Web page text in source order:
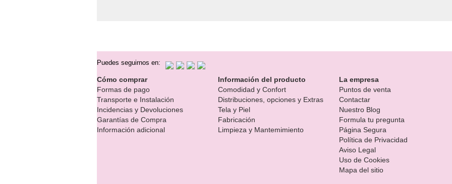
Puedes seguirnos en:
Cómo comprar
Formas de pago
Transporte e Instalación
Incidencias y Devoluciones
Garantías de Compra
Información adicional
Información del producto
Comodidad y Confort
Distribuciones, opciones y Extras
Tela y Piel
Fabricación
Limpieza y Mantemimiento
La empresa
Puntos de venta
Contactar
Nuestro Blog
Formula tu pregunta
Página Segura
Política de Privacidad
Aviso Legal
Uso de Cookies
Mapa del sitio